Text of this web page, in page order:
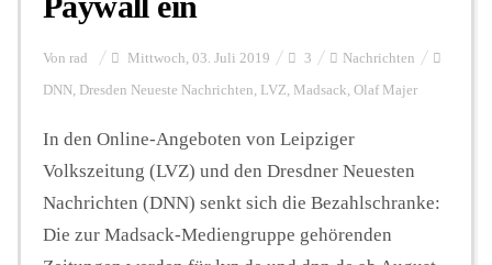
FUNKTURM-Beiträge
Podcast
Seminare
Von rad Mittwoch, 03. Juli 2019 3 Nachrichten
DNN, Dresden Neueste Nachrichten, LVZ, Madsack, Olaf Majer
In den Online-Angeboten von Leipziger
Volkszeitung (LVZ) und den Dresdner Neuesten
Nachrichten (DNN) senkt sich die Bezahlschranke:
Die zur Madsack-Mediengruppe gehörenden